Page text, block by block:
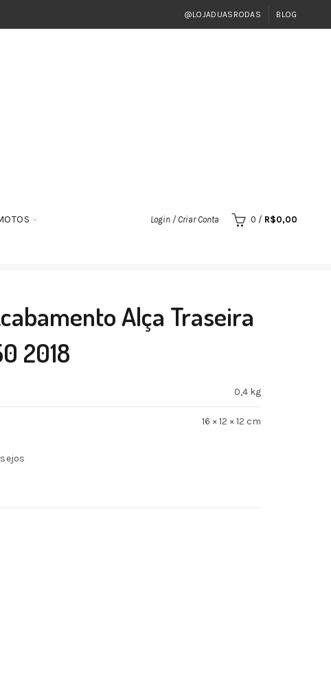
@LOJADUASRODAS BLOG
Login / Criar Conta 0 / R$0,00
Alça Traseira
2018
0,4 kg
16 × 12 × 12 cm